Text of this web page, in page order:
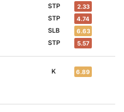
STP 2.33
STP 4.74
SLB 6.63
STP 5.57
K 6.89